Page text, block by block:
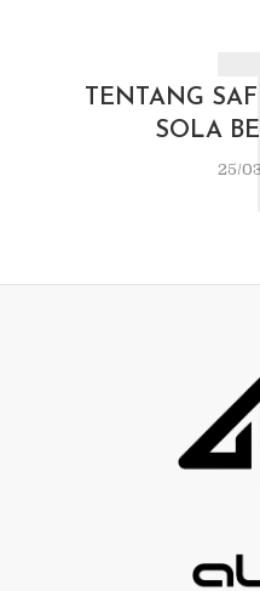
TENTANG
SOLA
25/